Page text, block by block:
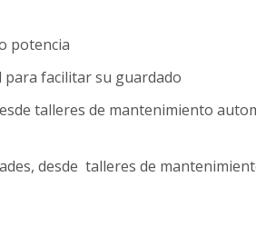
potencia
para facilitar su guardado
talleres de mantenimiento
desde talleres de